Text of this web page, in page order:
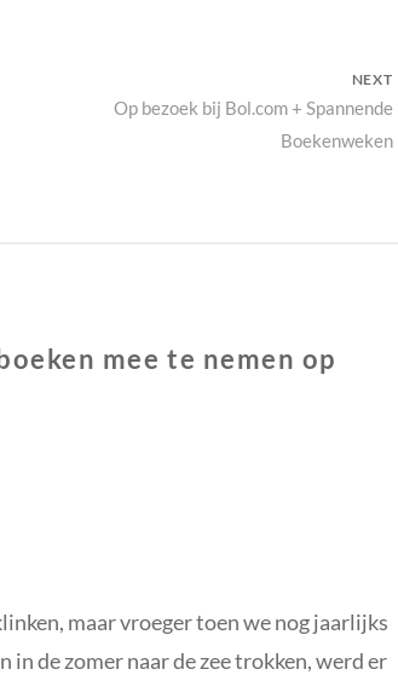
NEXT
Op bezoek bij Bol.com + Spannende
Boekenweken
mee te nemen op
maar vroeger toen we nog jaarlijks
in de zomer naar de zee trokken, werd er